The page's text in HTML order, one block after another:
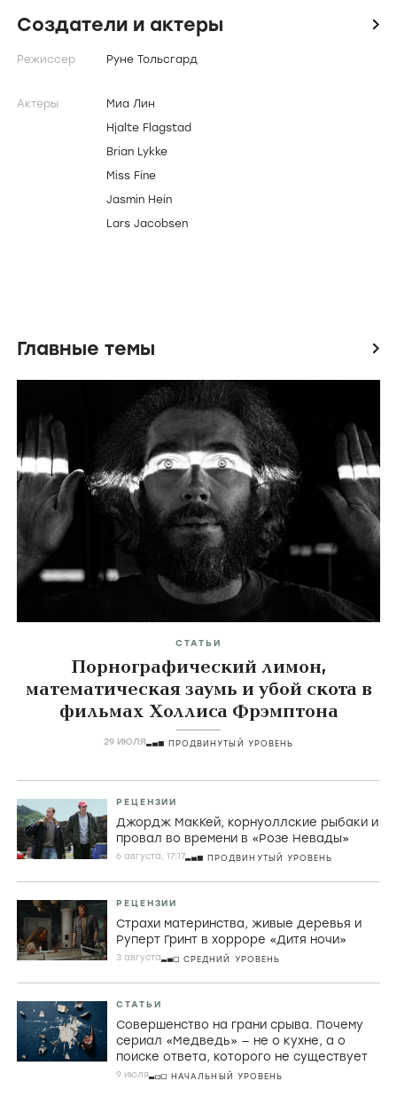
Создатели и актеры icon
Режиссер Руне Тольсгард
Актеры
Миа Лин
Hjalte Flagstad
Brian Lykke
Miss Fine
Jasmin Hein
Lars Jacobsen
Главные темы icon
СТАТЬИ
Порнографический лимон,
математическая заумь и убой скота в
фильмах Холлиса Фрэмптона
29 ИЮЛЯ ПРОДВИНУТЫЙ УРОВЕНЬ
РЕЦЕНЗИИ
Джордж МакКей, корнуоллские рыбаки и
провал во времени в «Розе Невады»
6 августа, 17:17 ПРОДВИНУТЫЙ УРОВЕНЬ
РЕЦЕНЗИИ
Страхи материнства, живые деревья и
Руперт Гринт в хорроре «Дитя ночи»
3 августа СРЕДНИЙ УРОВЕНЬ
СТАТЬИ
Совершенство на грани срыва. Почему
сериал «Медведь» — не о кухне, а о
поиске ответа, которого не существует
9 июля НАЧАЛЬНЫЙ УРОВЕНЬ